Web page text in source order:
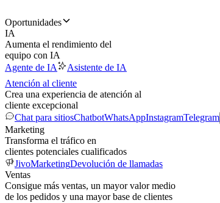
Oportunidades
IA
Aumenta el rendimiento del
equipo con IA
Agente de IA
Asistente de IA
Atención al cliente
Crea una experiencia de atención al
cliente excepcional
Chat para sitiosChatbotWhatsAppInstagramTelegram
Marketing
Transforma el tráfico en
clientes potenciales cualificados
JivoMarketingDevolución de llamadas
Ventas
Consigue más ventas, un mayor valor medio
de los pedidos y una mayor base de clientes